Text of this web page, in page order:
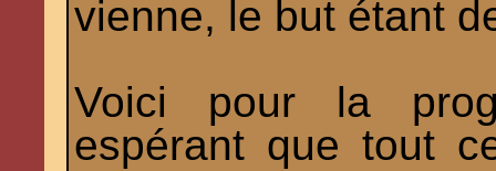
vienne, le but étant
Voici pour la
espérant que tout